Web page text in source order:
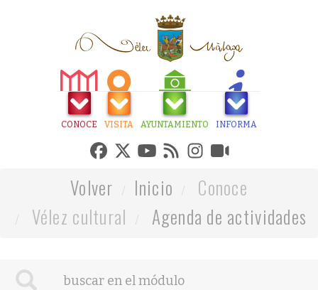
CONOCE VISITA AYUNTAMIENTO INFORMA
Volver Inicio
Conoce
Vélez cultural
Agenda de actividades